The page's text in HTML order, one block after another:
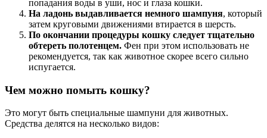
попадания воды в уши, нос и глаза кошки.
На ладонь выдавливается немного шампуня, который
затем круговыми движениями втирается в шерсть.
По окончании процедуры кошку следует тщательно
обтереть полотенцем. Фен при этом использовать не
рекомендуется, так как животное скорее всего сильно
испугается.
Чем можно помыть кошку?
Это могут быть специальные шампуни для животных.
Средства делятся на несколько видов: